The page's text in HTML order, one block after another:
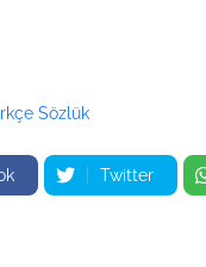
Sözlük
Twitter